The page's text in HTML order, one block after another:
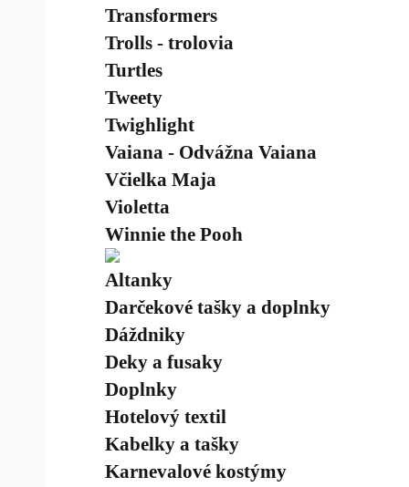
Transformers
Trolls - trolovia
Turtles
Tweety
Twighlight
Vaiana - Odvážna Vaiana
Včielka Maja
Violetta
Winnie the Pooh
Altanky
Darčekové tašky a doplnky
Dáždniky
Deky a fusaky
Doplnky
Hotelový textil
Kabelky a tašky
Karnevalové kostýmy